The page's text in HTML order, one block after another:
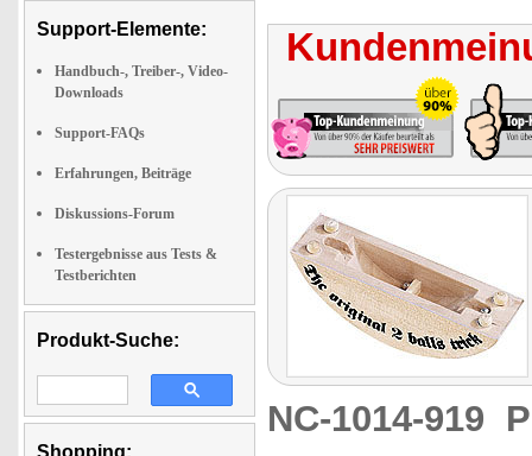
Support-Elemente:
Handbuch-, Treiber-, Video-
Downloads
Support-FAQs
Erfahrungen, Beiträge
Diskussions-Forum
Testergebnisse aus Tests &
Testberichten
Produkt-Suche:
Shopping:
NC-1014-919